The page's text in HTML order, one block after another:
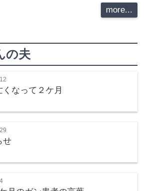
more...
の夫
くなって２ケ月
せ